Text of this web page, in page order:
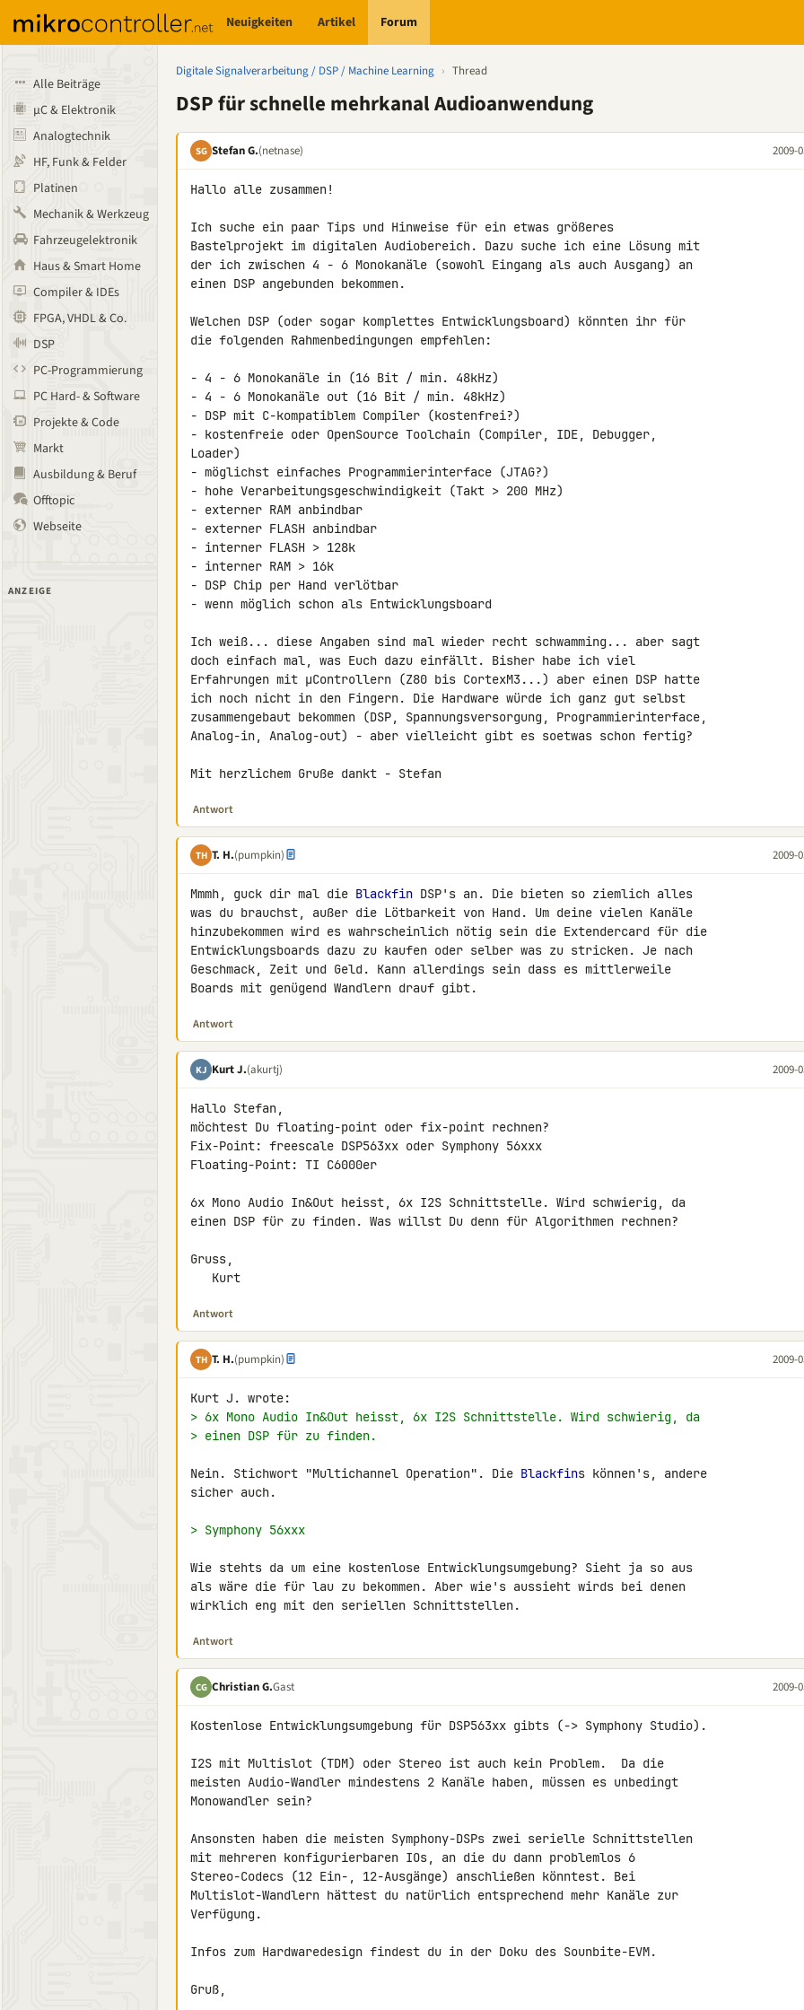
Neuigkeiten Artikel Forum
Alle Beiträge
µC & Elektronik
Analogtechnik
HF, Funk & Felder
Platinen
Mechanik & Werkzeug
Fahrzeugelektronik
Haus & Smart Home
Compiler & IDEs
FPGA, VHDL & Co.
DSP
PC-Programmierung
PC Hard- & Software
Projekte & Code
Markt
Ausbildung & Beruf
Offtopic
Webseite
ANZEIGE
Digitale Signalverarbeitung / DSP / Machine Learning › Thread
DSP für schnelle mehrkanal Audioanwendung
SG Stefan G.(netnase) 2009-
Hallo alle zusammen!
Ich suche ein paar Tips und Hinweise für ein etwas größeres
Bastelprojekt im digitalen Audiobereich. Dazu suche ich eine Lösung mit
der ich zwischen 4 - 6 Monokanäle (sowohl Eingang als auch Ausgang) an
einen DSP angebunden bekommen.
Welchen DSP (oder sogar komplettes Entwicklungsboard) könnten ihr für
die folgenden Rahmenbedingungen empfehlen:
- 4 - 6 Monokanäle in (16 Bit / min. 48kHz)
- 4 - 6 Monokanäle out (16 Bit / min. 48kHz)
- DSP mit C-kompatiblem Compiler (kostenfrei?)
- kostenfreie oder OpenSource Toolchain (Compiler, IDE, Debugger,
Loader)
- möglichst einfaches Programmierinterface (JTAG?)
- hohe Verarbeitungsgeschwindigkeit (Takt > 200 MHz)
- externer RAM anbindbar
- externer FLASH anbindbar
- interner FLASH > 128k
- interner RAM > 16k
- DSP Chip per Hand verlötbar
- wenn möglich schon als Entwicklungsboard
Ich weiß... diese Angaben sind mal wieder recht schwamming... aber sagt
doch einfach mal, was Euch dazu einfällt. Bisher habe ich viel
Erfahrungen mit µControllern (Z80 bis CortexM3...) aber einen DSP hatte
ich noch nicht in den Fingern. Die Hardware würde ich ganz gut selbst
zusammengebaut bekommen (DSP, Spannungsversorgung, Programmierinterface,
Analog-in, Analog-out) - aber vielleicht gibt es soetwas schon fertig?
Mit herzlichem Gruße dankt - Stefan
Antwort
TH T. H.(pumpkin) 2009-
Mmmh, guck dir mal die Blackfin DSP's an. Die bieten so ziemlich alles
was du brauchst, außer die Lötbarkeit von Hand. Um deine vielen Kanäle
hinzubekommen wird es wahrscheinlich nötig sein die Extendercard für die
Entwicklungsboards dazu zu kaufen oder selber was zu stricken. Je nach
Geschmack, Zeit und Geld. Kann allerdings sein dass es mittlerweile
Boards mit genügend Wandlern drauf gibt.
Antwort
KJ Kurt J.(akurtj) 2009-
Hallo Stefan,
möchtest Du floating-point oder fix-point rechnen?
Fix-Point: freescale DSP563xx oder Symphony 56xxx
Floating-Point: TI C6000er
6x Mono Audio In&Out heisst, 6x I2S Schnittstelle. Wird schwierig, da
einen DSP für zu finden. Was willst Du denn für Algorithmen rechnen?
Gruss,
   Kurt
Antwort
TH T. H.(pumpkin) 2009-
> 6x Mono Audio In&Out heisst, 6x I2S Schnittstelle. Wird schwierig, da
> einen DSP für zu finden.
Nein. Stichwort "Multichannel Operation". Die Blackfins können's, andere
sicher auch.
> Symphony 56xxx
Wie stehts da um eine kostenlose Entwicklungsumgebung? Sieht ja so aus
als wäre die für lau zu bekommen. Aber wie's aussieht wirds bei denen
wirklich eng mit den seriellen Schnittstellen.
Antwort
CG Christian G.Gast 2009-
Kostenlose Entwicklungsumgebung für DSP563xx gibts (-> Symphony Studio).
I2S mit Multislot (TDM) oder Stereo ist auch kein Problem.  Da die
meisten Audio-Wandler mindestens 2 Kanäle haben, müssen es unbedingt
Monowandler sein?
Ansonsten haben die meisten Symphony-DSPs zwei serielle Schnittstellen
mit mehreren konfigurierbaren IOs, an die du dann problemlos 6
Stereo-Codecs (12 Ein-, 12-Ausgänge) anschließen könntest. Bei
Multislot-Wandlern hättest du natürlich entsprechend mehr Kanäle zur
Verfügung.
Infos zum Hardwaredesign findest du in der Doku des Sounbite-EVM.
Gruß,